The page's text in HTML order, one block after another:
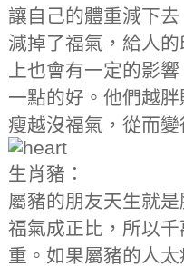
讓自己的體重減下
減掉了福氣，給人
上也會有一定的影
一點的好。他們越
瘦越沒福氣，從而變
生肖豬：
屬豬的朋友天生就
福氣成正比，所以
重。如果屬豬的人